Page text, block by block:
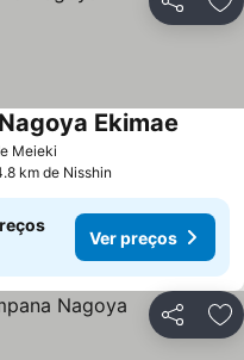
Partilhar
Meieki
Ekimae
km de Nisshin
Ver preços
Partilhar